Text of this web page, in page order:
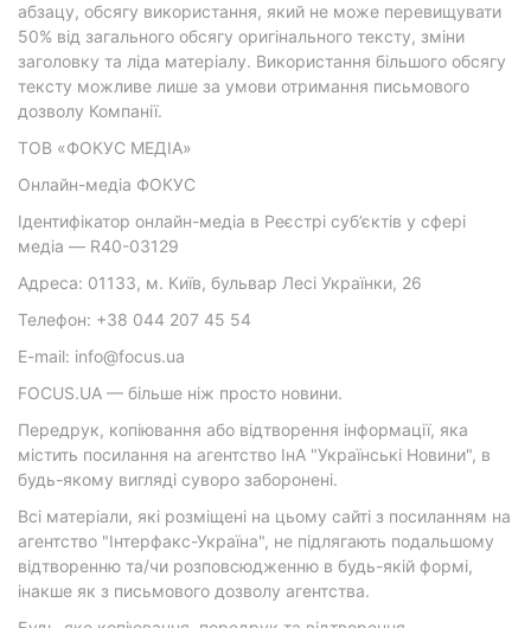
абзацу, обсягу використання, який не може перевищувати
50% від загального обсягу оригінального тексту, зміни
заголовку та ліда матеріалу. Використання більшого обсягу
тексту можливе лише за умови отримання письмового
дозволу Компанії.
ТОВ «ФОКУС МЕДІА»
Онлайн-медіа ФОКУС
Ідентифікатор онлайн-медіа в Реєстрі суб’єктів у сфері
медіа — R40-03129
Адреса: 01133, м. Київ, бульвар Лесі Українки, 26
Телефон: +38 044 207 45 54
E-mail: info@focus.ua
FOCUS.UA — більше ніж просто новини.
Передрук, копіювання або відтворення інформації, яка
містить посилання на агентство ІнА "Українські Новини", в
будь-якому вигляді суворо заборонені.
Всі матеріали, які розміщені на цьому сайті з посиланням на
агентство "Інтерфакс-Україна", не підлягають подальшому
відтворенню та/чи розповсюдженню в будь-якій формі,
інакше як з письмового дозволу агентства.